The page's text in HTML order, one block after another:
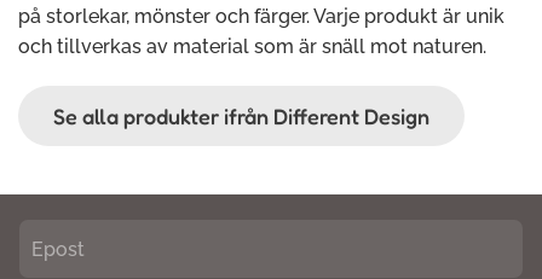
på storlekar, mönster och färger. Varje produkt är unik
och tillverkas av material som är snäll mot naturen.
Se alla produkter ifrån Different Design